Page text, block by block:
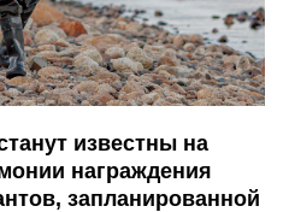
известны на
награждения
запланированной